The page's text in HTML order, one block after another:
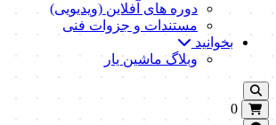
دوره های آفلاین (ویدیویی)
مستندات و جزوات فنی
بخوانید
وبلاگ ماشین یار
0